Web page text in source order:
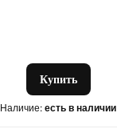
Купить
Наличие: есть в наличии